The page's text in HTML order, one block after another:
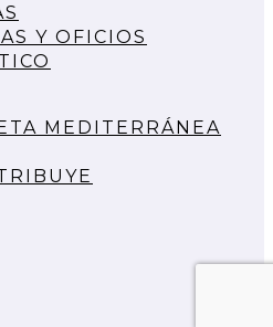
Y OFICIOS
MEDITERRÁNEA